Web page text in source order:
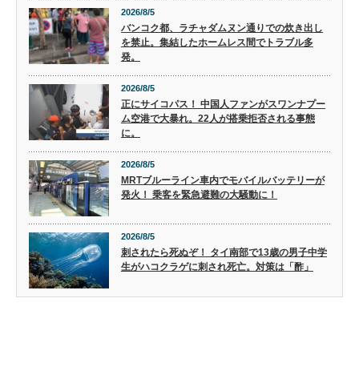
2026/8/5
バンコク都、ラチャダムヌン通りでの炊き出し
を禁止。集結したホームレス間でトラブル多
発。
2026/8/5
正にサイコパス！ 中国人ファンがスワンナプー
ム空港で大暴れ。22人が搭乗拒否される事態
に。
2026/8/5
MRTブルーライン車内でモバイルバッテリーが
発火！ 乗客を緊急避難の大騒動に！
2026/8/5
刺されたら死ぬぞ！ タイ南部で13歳の男子中学
生がハコクラゲに刺され死亡。対策は「酢」